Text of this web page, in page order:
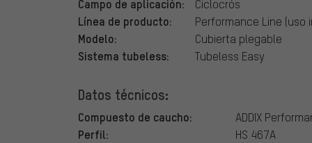
Campo de aplicación: Ciclocrós
Línea de producto: Performance Line (uso
Modelo: Cubierta plegable
Sistema tubeless: Tubeless Easy
Datos técnicos:
Compuesto de caucho: ADDIX
Perfil: HS 467A